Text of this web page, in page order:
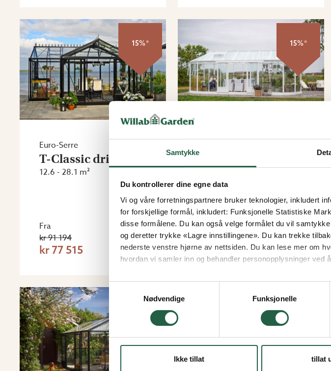
Samtykke
Du kontrollerer dine egne data
Vi og våre forretningspartnere bruker teknologier, inkludert
for forskjellige formål, inkludert: Funksjonelle Statistiske
disse formålene. Du kan også velge formålet du vil
og deretter trykke «Lagre innstillingene». Du kan trekke
nederste venstre hjørne av nettsiden. Du kan lese mer om
hvordan vi samler inn og behandler personopplysninger ved
Finn ut mer om hvordan Google behandler
Samtykkevalg
Nødvendige
Funksjonelle
Ikke tillat tillat
15%*
Euro-Serre
T-Classic drivhus
12.6 - 28.1 m²
Fra
kr 91 194
kr 77 515
15%*
Exotic drivhus
Fra
kr 95 994
kr 81 595